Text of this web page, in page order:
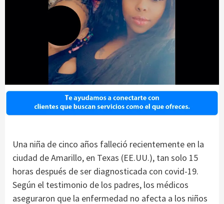
Una niña de cinco años falleció recientemente en la
ciudad de Amarillo, en Texas (EE.UU.), tan solo 15
horas después de ser diagnosticada con covid-19.
Según el testimonio de los padres, los médicos
aseguraron que la enfermedad no afecta a los niños